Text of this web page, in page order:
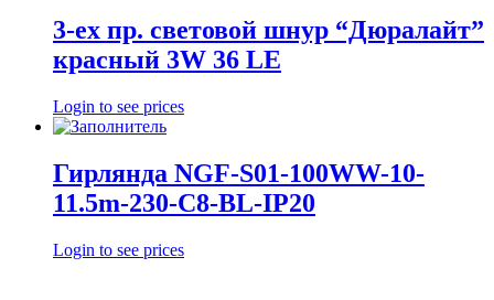
3-ех пр. световой шнур “Дюралайт”
красный 3W 36 LE
Login to see prices
Гирлянда NGF-S01-100WW-10-
11.5m-230-C8-BL-IP20
Login to see prices